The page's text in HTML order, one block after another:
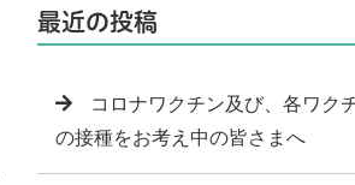
最近の投稿
コロナワクチン及び、各ワク
の接種をお考え中の皆さまへ